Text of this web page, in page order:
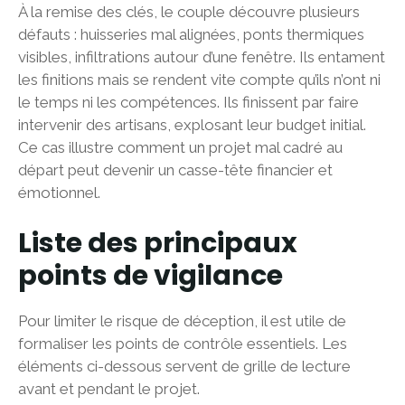
À la remise des clés, le couple découvre plusieurs
défauts : huisseries mal alignées, ponts thermiques
visibles, infiltrations autour d’une fenêtre. Ils entament
les finitions mais se rendent vite compte qu’ils n’ont ni
le temps ni les compétences. Ils finissent par faire
intervenir des artisans, explosant leur budget initial.
Ce cas illustre comment un projet mal cadré au
départ peut devenir un casse-tête financier et
émotionnel.
Liste des principaux
points de vigilance
Pour limiter le risque de déception, il est utile de
formaliser les points de contrôle essentiels. Les
éléments ci-dessous servent de grille de lecture
avant et pendant le projet.